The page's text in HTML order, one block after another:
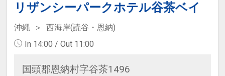
リザンシーパークホテル谷茶ベイ
沖縄
西海岸(読谷・恩納)
In 14:00 / Out 11:00
国頭郡恩納村字谷茶1496